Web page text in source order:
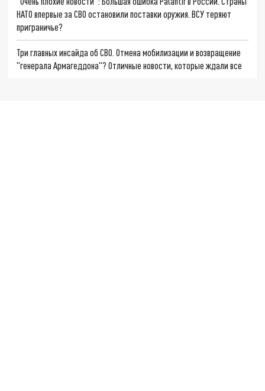
НАТО впервые за СВО остановили поставки оружия. ВСУ теряют
приграничье?
Три главных инсайда об СВО. Отмена мобилизации и возвращение
"генерала Армагеддона"? Отличные новости, которые ждали все